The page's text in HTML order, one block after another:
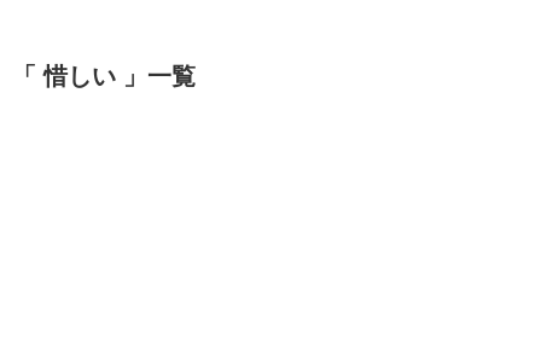
「 惜しい 」一覧